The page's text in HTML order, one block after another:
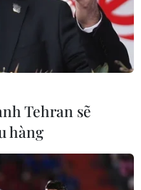
26.458 ca một ngày
này lên 2.965.447
Tehran sẽ
hàng